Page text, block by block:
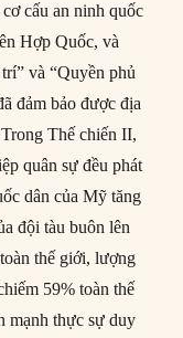
cấu an ninh quốc
Hợp Quốc, và
và “Quyền phủ
đảm bảo được địa
Thế chiến II,
quân sự đều phát
dân của Mỹ tăng
đội tàu buôn lên
thế giới, lượng
59% toàn thế
mạnh thực sự duy